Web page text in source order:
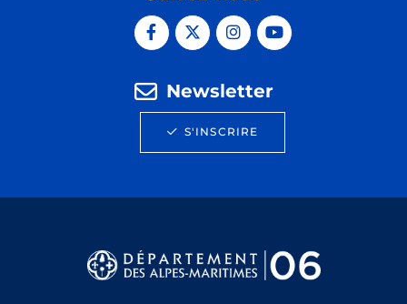
Newsletter
S'INSCRIRE